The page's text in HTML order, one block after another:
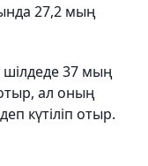
27,2 мың
шілдеде 37 мың
ал оның
күтіліп отыр.